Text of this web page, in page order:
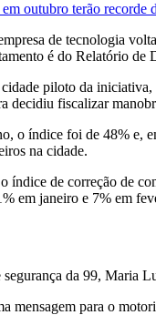
outubro terão recorde
de tecnologia
é do Relatório de
piloto da iniciativa,
decidiu fiscalizar
o índice foi de 48% e,
na cidade.
índice de correção de
em janeiro e 7% em
segurança da 99, Maria
mensagem para o